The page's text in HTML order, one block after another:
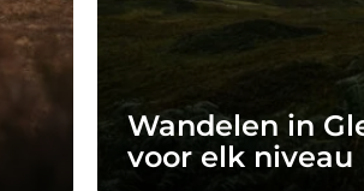
Wandelen in
voor elk niveau